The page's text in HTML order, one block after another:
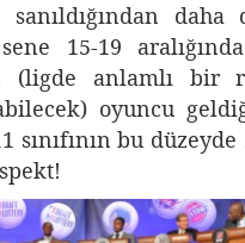
sanıldığından
15-19
(ligde anlamlı bir
oyuncu
sınıfının bu